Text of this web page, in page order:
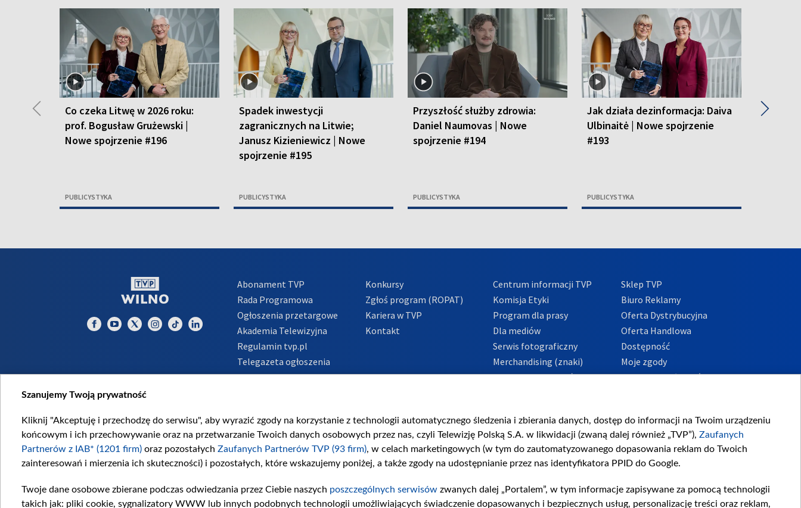
Co czeka Litwę w 2026 roku:
prof. Bogusław Grużewski |
Nowe spojrzenie #196
PUBLICYSTYKA
Spadek inwestycji
zagranicznych na Litwie;
Janusz Kizieniewicz | Nowe
spojrzenie #195
PUBLICYSTYKA
Przyszłość służby zdrowia:
Daniel Naumovas | Nowe
spojrzenie #194
PUBLICYSTYKA
Jak działa dezinformacja: Daiva
Ulbinaitė | Nowe spojrzenie
#193
PUBLICYSTYKA
◀ ▶
Abonament TVP
Rada Programowa
Ogłoszenia przetargowe
Akademia Telewizyjna
Regulamin tvp.pl
Telegazeta ogłoszenia
Informacje o nadawcy
Konkursy
Zgłoś program (ROPAT)
Kariera w TVP
Kontakt
Centrum informacji TVP
Komisja Etyki
Program dla prasy
Dla mediów
Serwis fotograficzny
Merchandising (znaki)
Polityka Prywatności
Sklep TVP
Biuro Reklamy
Oferta Dystrybucyjna
Oferta Handlowa
Dostępność
Moje zgody
Procedura zgłoszeń
Szanujemy Twoją prywatność
Kliknij "Akceptuję i przechodzę do serwisu", aby wyrazić zgody na korzystanie z technologii automatycznego śledzenia i zbierania danych, dostęp do informacji na Twoim urządzeniu
końcowym i ich przechowywanie oraz na przetwarzanie Twoich danych osobowych przez nas, czyli Telewizję Polską S.A. w likwidacji (zwaną dalej również „TVP”), Zaufanych
Partnerów z IAB* (1201 firm) oraz pozostałych Zaufanych Partnerów TVP (93 firm), w celach marketingowych (w tym do zautomatyzowanego dopasowania reklam do Twoich
zainteresowań i mierzenia ich skuteczności) i pozostałych, które wskazujemy poniżej, a także zgody na udostępnianie przez nas identyfikatora PPID do Google.
Twoje dane osobowe zbierane podczas odwiedzania przez Ciebie naszych poszczególnych serwisów zwanych dalej „Portalem”, w tym informacje zapisywane za pomocą technologii
takich jak: pliki cookie, sygnalizatory WWW lub innych podobnych technologii umożliwiających świadczenie dopasowanych i bezpiecznych usług, personalizację treści oraz reklam,